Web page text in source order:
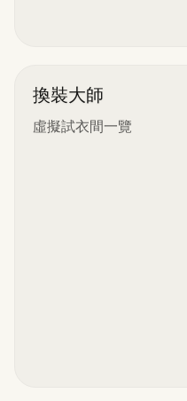
換裝大師
虛擬試衣間一覽